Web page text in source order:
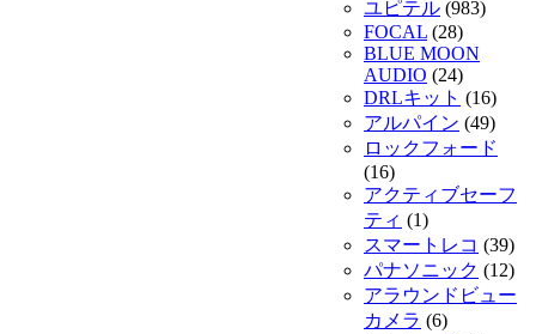
ユピテル (983)
FOCAL (28)
BLUE MOON
AUDIO (24)
DRLキット (16)
アルパイン (49)
ロックフォード
(16)
アクティブセーフ
ティ (1)
スマートレコ (39)
パナソニック (12)
アラウンドビュー
カメラ (6)